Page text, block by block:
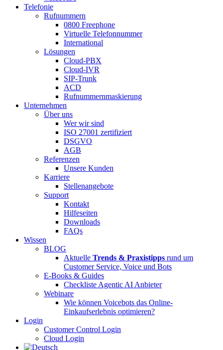
Telefonie
Rufnummern
0800 Freephone
Virtuelle Telefonnummer
International
Lösungen
Cloud-PBX
Cloud-IVR
SIP-Trunk
ACD
Rufnummernmaskierung
Unternehmen
Über uns
Wer wir sind
ISO 27001 zertifiziert
DSGVO
AGB
Referenzen
Unsere Kunden
Karriere
Stellenangebote
Support
Kontakt
Hilfeseiten
Downloads
FAQs
Wissen
BLOG
Aktuelle Trends & Praxistipps rund um
Customer Service, Voice und Bots
E-Books & Guides
Checkliste Agentic AI Anbieter
Webinare
Wie können Voicebots das Online-
Einkaufserlebnis optimieren?
Login
Customer Control Login
Cloud Login